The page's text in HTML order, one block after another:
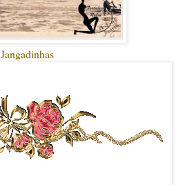
Jangadinhas